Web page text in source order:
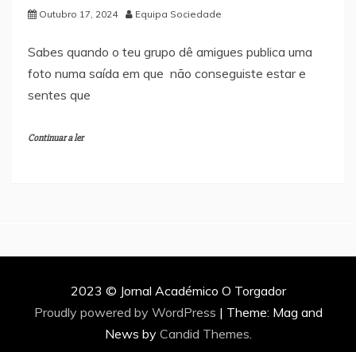
Outubro 17, 2024 Equipa Sociedade
Sabes quando o teu grupo dê amigues publica uma
foto numa saída em que não conseguiste estar e
sentes que
Continuar a ler
2023 © Jornal Académico O Torgador
Proudly powered by WordPress | Theme: Mag and
News by Candid Themes.